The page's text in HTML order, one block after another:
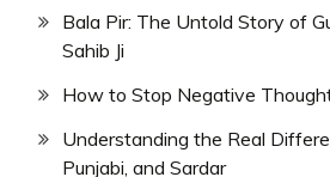
Bala Pir: The Untold Story of
Sahib Ji
How to Stop Negative
Understanding the Real
Punjabi, and Sardar